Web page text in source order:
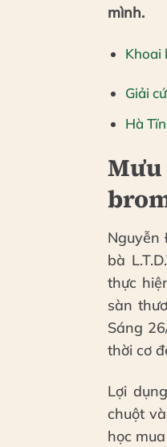
mình.
Khoai
Giải
Hà
Nguyễn
bà
thực
sàn
Sáng
thời cơ
Lợi
chuột
học